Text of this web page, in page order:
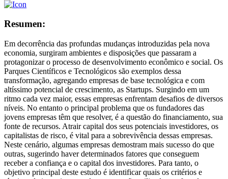
Resumen:
Em decorrência das profundas mudanças introduzidas pela nova
economia, surgiram ambientes e disposições que passaram a
protagonizar o processo de desenvolvimento econômico e social. Os
Parques Científicos e Tecnológicos são exemplos dessa
transformação, agregando empresas de base tecnológica e com
altíssimo potencial de crescimento, as Startups. Surgindo em um
ritmo cada vez maior, essas empresas enfrentam desafios de diversos
níveis. No entanto o principal problema que os fundadores das
jovens empresas têm que resolver, é a questão do financiamento, sua
fonte de recursos. Atrair capital dos seus potenciais investidores, os
capitalistas de risco, é vital para a sobrevivência dessas empresas.
Neste cenário, algumas empresas demostram mais sucesso do que
outras, sugerindo haver determinados fatores que conseguem
receber a confiança e o capital dos investidores. Para tanto, o
objetivo principal deste estudo é identificar quais os critérios e